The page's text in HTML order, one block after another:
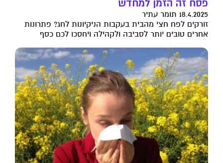
פסח זה הזמן למחדש
18.4.2025 תומר עתיר
זורקים לפח חצי מהבית בעקבות הניקיונות לחג? פתרונות
אחרים טובים יותר לסביבה ולקהילה ויחסכו לכם כסף